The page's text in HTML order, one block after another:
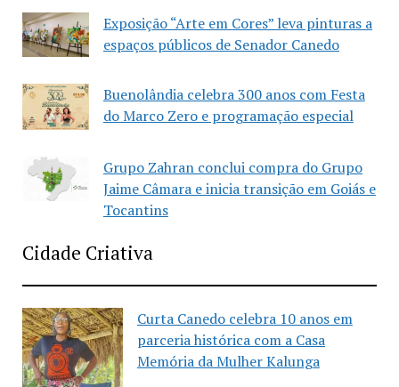
Exposição “Arte em Cores” leva pinturas a
espaços públicos de Senador Canedo
Buenolândia celebra 300 anos com Festa
do Marco Zero e programação especial
Grupo Zahran conclui compra do Grupo
Jaime Câmara e inicia transição em Goiás e
Tocantins
Cidade Criativa
Curta Canedo celebra 10 anos em
parceria histórica com a Casa
Memória da Mulher Kalunga